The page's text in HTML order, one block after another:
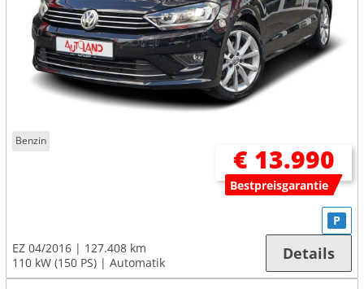
Benzin
€ 13.990
Bestpreisgarantie
EZ 04/2016
127.408 km
110 kW (150 PS)
Automatik
P
Details